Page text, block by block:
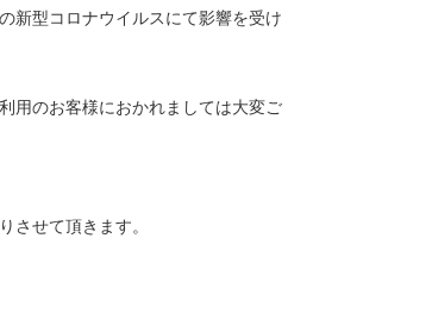
新型コロナウイルスにて影響を受け
用のお客様におかれましては大変ご
させて頂きます。